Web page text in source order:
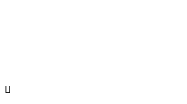
